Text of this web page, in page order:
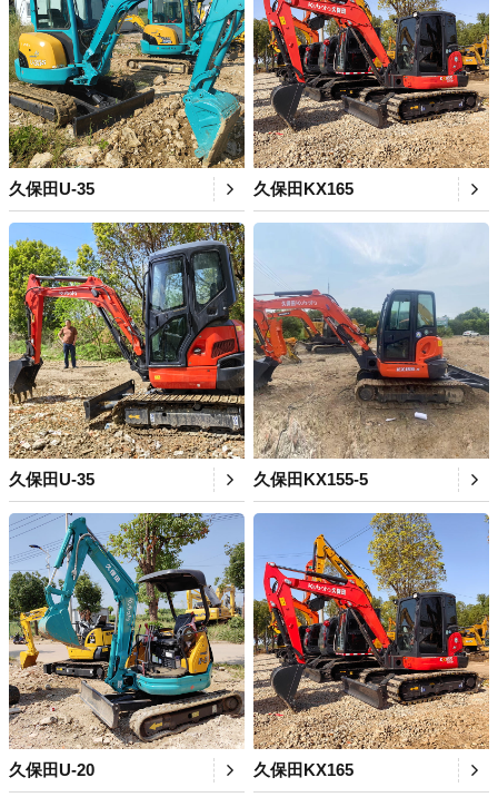
久保田U-35 久保田KX165
久保田U-35 久保田KX155-5
久保田U-20 久保田KX165